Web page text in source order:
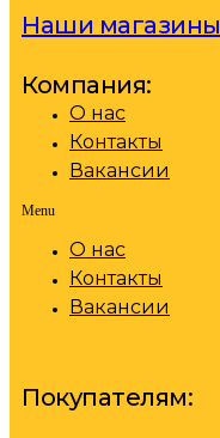
Наши магазины
Компания:
О нас
Контакты
Вакансии
Menu
О нас
Контакты
Вакансии
Покупателям: